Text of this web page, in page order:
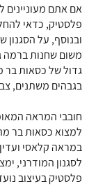
אם אתם מעוניינים
פלסטיק, כדאי
ובנוסף, על
משום שחנות ברמה
גדול של כסאות בר
בגבהים משתנים,
חובבי המראה
למצוא כסאות בר
במראה קלאסי
לסגנון המודרני,
פלסטיק בעיצוב